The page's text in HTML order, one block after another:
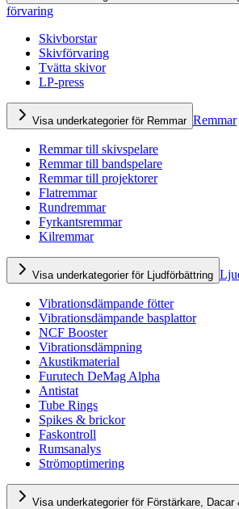
förvaring
Skivborstar
Skivförvaring
Tvätta skivor
LP-press
Visa underkategorier för Remmar Remmar
Remmar till skivspelare
Remmar till bandspelare
Remmar till projektorer
Flatremmar
Rundremmar
Fyrkantsremmar
Kilremmar
Visa underkategorier för Ljudförbättring
Vibrationsdämpande fötter
Vibrationsdämpande basplattor
NCF Booster
Vibrationsdämpning
Akustikmaterial
Furutech DeMag Alpha
Antistat
Tube Rings
Spikes & brickor
Faskontroll
Rumsanalys
Strömoptimering
Visa underkategorier för Förstärkare, Dacar